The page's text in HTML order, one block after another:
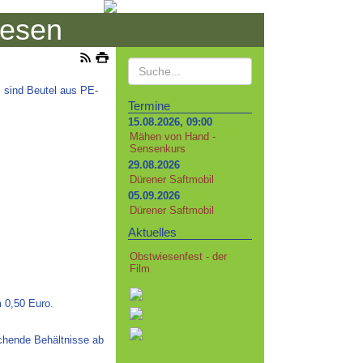
sind Beutel aus PE-
0,50 Euro.
Behältnisse ab
Termine
15.08.2026, 09:00
Mähen von Hand -
Sensenkurs
29.08.2026
Dürener Saftmobil
05.09.2026
Dürener Saftmobil
Aktuelles
Obstwiesenfest - der
Film